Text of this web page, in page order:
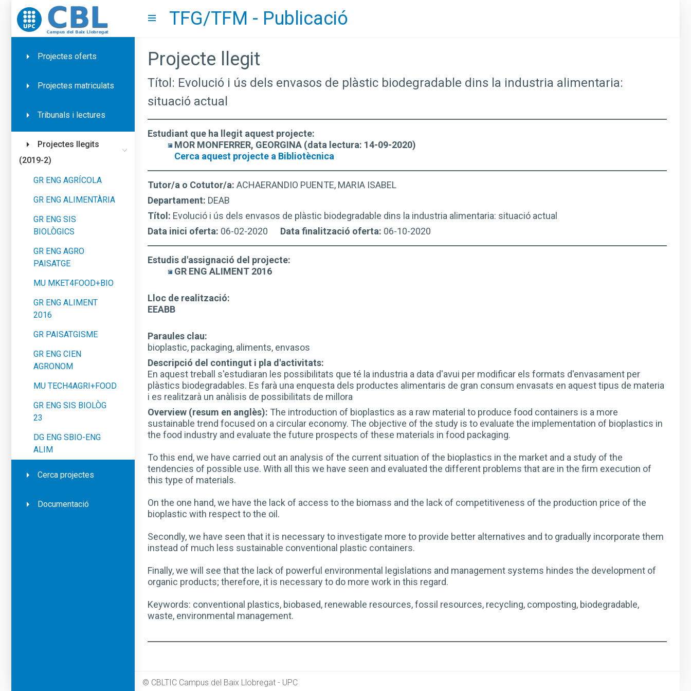
Go to upc.edu Show menuTFG/TFM - Publicació
Projectes oferts
Projectes matriculats
Tribunals i lectures
Projectes llegits
(2019-2)
GR ENG AGRÍCOLA
GR ENG ALIMENTÀRIA
GR ENG SIS
BIOLÒGICS
GR ENG AGRO
PAISATGE
MU MKET4FOOD+BIO
GR ENG ALIMENT
2016
GR PAISATGISME
GR ENG CIEN
AGRONOM
MU TECH4AGRI+FOOD
GR ENG SIS BIOLÒG
23
DG ENG SBIO-ENG
ALIM
Cerca projectes
Documentació
Projecte llegit
Títol: Evolució i ús dels envasos de plàstic biodegradable dins la industria alimentaria:
situació actual
Estudiant que ha llegit aquest projecte:
MOR MONFERRER, GEORGINA (data lectura: 14-09-2020)
Cerca aquest projecte a Bibliotècnica
Tutor/a o Cotutor/a: ACHAERANDIO PUENTE, MARIA ISABEL
Departament: DEAB
Títol: Evolució i ús dels envasos de plàstic biodegradable dins la industria alimentaria: situació actual
Data inici oferta: 06-02-2020 Data finalització oferta: 06-10-2020
Estudis d'assignació del projecte:
GR ENG ALIMENT 2016
Lloc de realització:
EEABB
Paraules clau:
bioplastic, packaging, aliments, envasos
Descripció del contingut i pla d'activitats:
En aquest treball s'estudiaran les possibilitats que té la industria a data d'avui per modificar els formats d'envasament per
plàstics biodegradables. Es farà una enquesta dels productes alimentaris de gran consum envasats en aquest tipus de materia
i es realitzarà un anàlisis de possibilitats de millora
Overview (resum en anglès): The introduction of bioplastics as a raw material to produce food containers is a more
sustainable trend focused on a circular economy. The objective of the study is to evaluate the implementation of bioplastics in
the food industry and evaluate the future prospects of these materials in food packaging.
To this end, we have carried out an analysis of the current situation of the bioplastics in the market and a study of the
tendencies of possible use. With all this we have seen and evaluated the different problems that are in the firm execution of
this type of materials.
On the one hand, we have the lack of access to the biomass and the lack of competitiveness of the production price of the
bioplastic with respect to the oil.
Secondly, we have seen that it is necessary to investigate more to provide better alternatives and to gradually incorporate them
instead of much less sustainable conventional plastic containers.
Finally, we will see that the lack of powerful environmental legislations and management systems hindes the development of
organic products; therefore, it is necessary to do more work in this regard.
Keywords: conventional plastics, biobased, renewable resources, fossil resources, recycling, composting, biodegradable,
waste, environmental management.
© CBLTIC Campus del Baix Llobregat - UPC